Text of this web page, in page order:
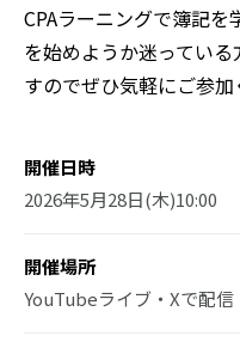
CPAラーニングで簿記を
を始めようか迷ってい
すのでぜひ気軽にご参加
開催日時
2026年5月28日(木)10:00
開催場所
YouTubeライブ・Xで配信